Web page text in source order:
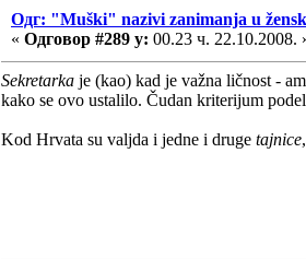
Одг: "Muški" nazivi zanimanja u
« Одговор #289 у: 00.23 ч. 22.10.2008.
Sekretarka je (kao) kad je važna ličnost -
kako se ovo ustalilo. Čudan kriterijum
Kod Hrvata su valjda i jedne i druge tajnice